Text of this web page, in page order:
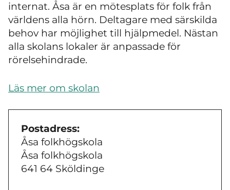
internat. Åsa är en mötesplats för folk från
världens alla hörn. Deltagare med särskilda
behov har möjlighet till hjälpmedel. Nästan
alla skolans lokaler är anpassade för
rörelsehindrade.
Läs mer om skolan
Postadress:
Åsa folkhögskola
Åsa folkhögskola
641 64 Sköldinge